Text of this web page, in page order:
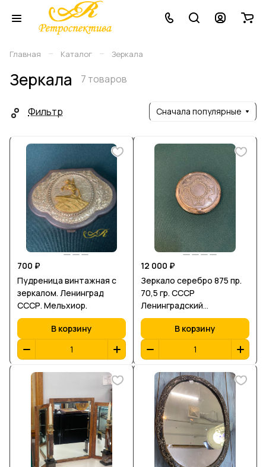
Главная – Каталог – Зеркала
Зеркала 7 товаров
Фильтр Сначала популярные
700 ₽
Пудреница винтажная с
зеркалом. Ленинград
СССР. Мельхиор.
В корзину
12 000 ₽
Зеркало серебро 875 пр.
70,5 гр. СССР
Ленинградский
ювелирный завод.
Диаметр 6,8 мм
В корзину